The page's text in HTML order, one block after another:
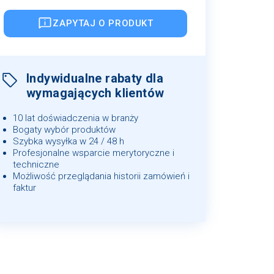
ZAPYTAJ O PRODUKT
Indywidualne rabaty dla
wymagających klientów
10 lat doświadczenia w branży
Bogaty wybór produktów
Szybka wysyłka w 24 / 48 h
Profesjonalne wsparcie merytoryczne i
techniczne
Możliwość przeglądania historii zamówień i
faktur